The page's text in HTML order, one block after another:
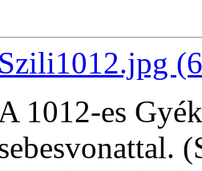
Szili1012.jpg
1012-es